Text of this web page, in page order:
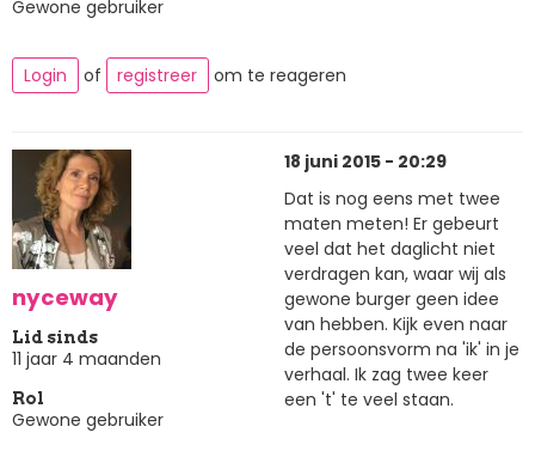
Gewone gebruiker
Login of registreer om te reageren
nyceway
Lid sinds
11 jaar 4 maanden
Rol
Gewone gebruiker
18 juni 2015 - 20:29
Dat is nog eens met twee
maten meten! Er gebeurt
veel dat het daglicht niet
verdragen kan, waar wij als
gewone burger geen idee
van hebben. Kijk even naar
de persoonsvorm na 'ik' in je
verhaal. Ik zag twee keer
een 't' te veel staan.